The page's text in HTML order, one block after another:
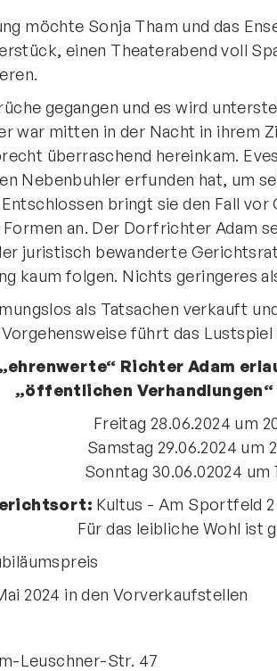
möchte Sonja Tham und das
einen Theaterabend voll
gegangen und es wird
war mitten in der Nacht in ihrem
überraschend hereinkam.
Nebenbuhler erfunden hat, um
bringt sie den Fall
an. Der Dorfrichter Adam
juristisch bewanderte
kaum folgen. Nichts geringeres
als Tatsachen verkauft
führt das
Richter Adam
„öffentlichen Verhandlungen“
Freitag 28.06.2024 um
Samstag 29.06.2024 um
Sonntag 30.06.02024 um
Kultus - Am Sportfeld
Für das leibliche Wohl ist
2024 in den Vorverkaufstellen
Leuschner-Str. 47
Service
Mitgliedschaft
& Antworten